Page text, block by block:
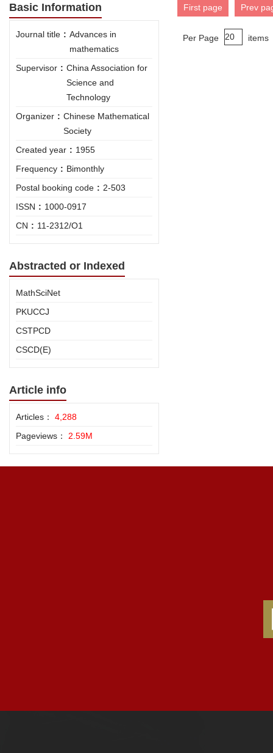
Basic Information
Journal title : Advances in
mathematics
Supervisor : China Association for
Science and
Technology
Organizer : Chinese Mathematical
Society
Created year : 1955
Frequency : Bimonthly
Postal booking code : 2-503
ISSN : 1000-0917
CN : 11-2312/O1
Abstracted or Indexed
MathSciNet
PKUCCJ
CSTPCD
CSCD(E)
Article info
Articles： 4,288
Pageviews： 2.59M
First page Prev
Per Page items